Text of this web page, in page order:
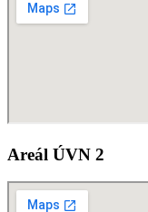
Areál ÚVN 2